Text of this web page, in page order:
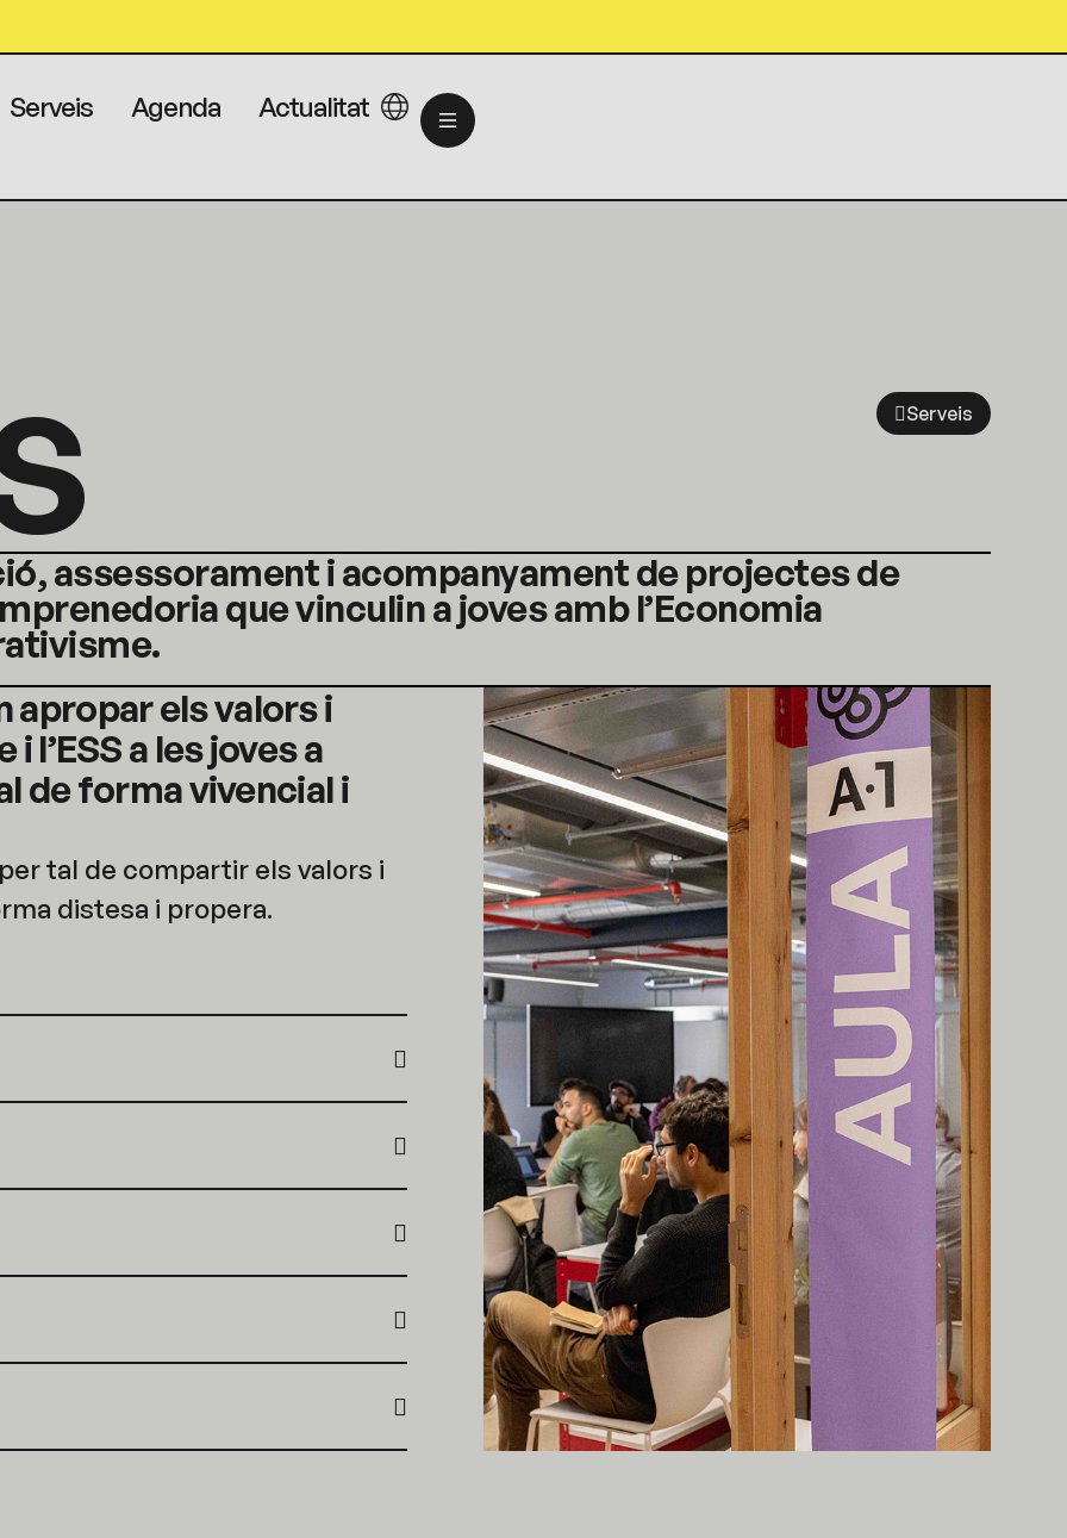
Serveis Agenda Actualitat
Serveis
assessorament i acompanyament de projectes de
que vinculin a joves amb l’Economia
apropar els valors i
a les joves a
de forma vivencial i
tal de compartir els valors i
distesa i propera.